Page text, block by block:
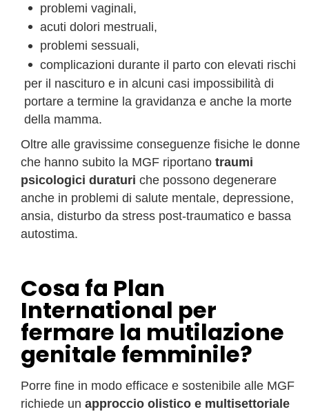
problemi vaginali,
acuti dolori mestruali,
problemi sessuali,
complicazioni durante il parto con elevati rischi
per il nascituro e in alcuni casi impossibilità di
portare a termine la gravidanza e anche la morte
della mamma.
Oltre alle gravissime conseguenze fisiche le donne
che hanno subito la MGF riportano traumi
psicologici duraturi che possono degenerare
anche in problemi di salute mentale, depressione,
ansia, disturbo da stress post-traumatico e bassa
autostima.
Cosa fa Plan
International per
fermare la mutilazione
genitale femminile?
Porre fine in modo efficace e sostenibile alle MGF
richiede un approccio olistico e multisettoriale